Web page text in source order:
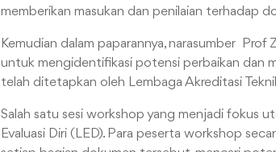
memberikan masukan dan penilaian terhadap
Kemudian dalam paparannya, narasumber
untuk mengidentifikasi potensi perbaikan dan
telah ditetapkan oleh Lembaga Akreditasi
Salah satu sesi workshop yang menjadi fokus
Evaluasi Diri (LED). Para peserta workshop